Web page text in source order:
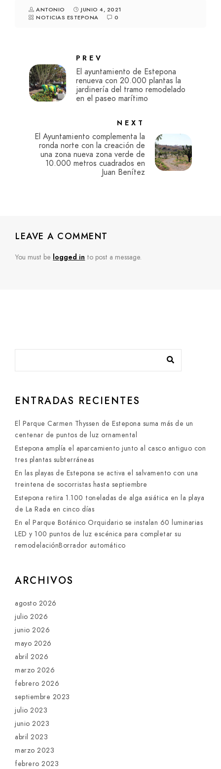
ANTONIO
JUNIO 4, 2021
NOTICIAS ESTEPONA
0
PREV
El ayuntamiento de Estepona
renueva con 20.000 plantas la
jardinería del tramo remodelado
en el paseo marítimo
NEXT
El Ayuntamiento complementa la
ronda norte con la creación de
una zona nueva zona verde de
10.000 metros cuadrados en
Juan Benítez
LEAVE A COMMENT
You must be logged in to post a message.
ENTRADAS RECIENTES
El Parque Carmen Thyssen de Estepona suma más de un
centenar de puntos de luz ornamental
Estepona amplía el aparcamiento junto al casco antiguo con
tres plantas subterráneas
En las playas de Estepona se activa el salvamento con una
treintena de socorristas hasta septiembre
Estepona retira 1.100 toneladas de alga asiática en la playa
de La Rada en cinco días
En el Parque Botánico Orquidario se instalan 60 luminarias
LED y 100 puntos de luz escénica para completar su
remodelaciónBorrador automático
ARCHIVOS
agosto 2026
julio 2026
junio 2026
mayo 2026
abril 2026
marzo 2026
febrero 2026
septiembre 2023
julio 2023
junio 2023
abril 2023
marzo 2023
febrero 2023